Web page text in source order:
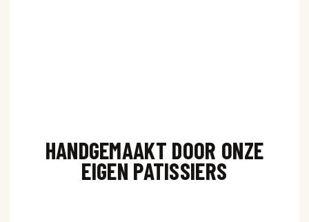
HANDGEMAAKT DOOR ONZE
EIGEN PATISSIERS